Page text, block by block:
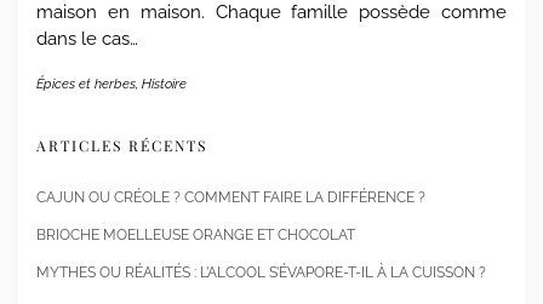
maison en maison. Chaque famille possède comme
dans le cas…
Épices et herbes, Histoire
ARTICLES RÉCENTS
CAJUN OU CRÉOLE ? COMMENT FAIRE LA DIFFÉRENCE ?
BRIOCHE MOELLEUSE ORANGE ET CHOCOLAT
MYTHES OU RÉALITÉS : L’ALCOOL S’ÉVAPORE-T-IL À LA CUISSON ?